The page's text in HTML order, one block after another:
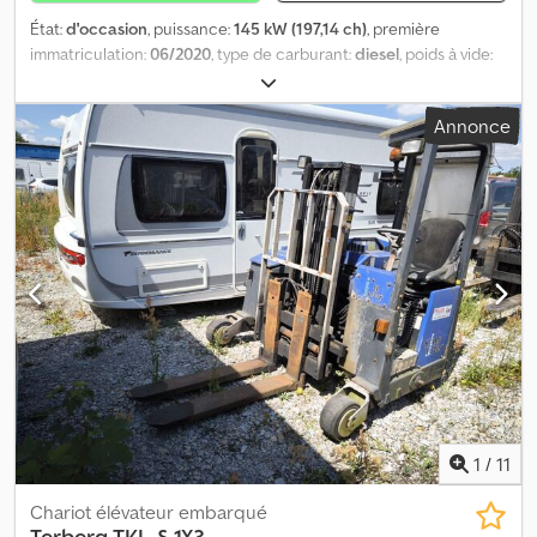
État:d'occasion, puissance:145 kW (197,14 ch), première
immatriculation:06/2020, type de carburant:diesel, poids à vide:
, poids maximal de charge:
kg, dimension des pneus:295/60 R22,5, configuration d'essieux:
4x2, empattement: 3 300 mm, prochaine inspection (TÜV):
08/2026, couleur:jaune, cabine conducteur: autre, type
d'engrenage: automatique, suspension:acier-air, nombre de
sièges:1 , Équipement:ABS, Couleur RAL 1004, poids à vide : 8 700
kg, poids total autorisé : 18 000 kg, taille des pneus : 295/60 R22.5,
1er essieu : , 2ème essieu : , sièges en tissu, suspension à lames et
à air, sellette réglable en hauteur : hydraulique, siège conducteur
à suspension pneumatique, direction assistée, lève-vitre
électrique côté conducteur, miroir trottoir, revêtement de sol en
caoutchouc, cabine suspendue à air, offre sans engagement,
sous réserve d’erreurs et de vente préalable. L’image peut ne pas
correspondre à l’offre. Dodsyivlgopfx Anzjck
Annonce
1 / 11
Chariot élévateur embarqué